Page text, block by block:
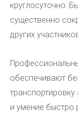
круглосуточно.
существенно
других
обеспечивают
и умение быстро